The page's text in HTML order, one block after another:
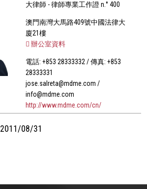
大律師 - 律師專業工作證 n.° 400
澳門南灣大馬路409號中國法律大
廈21樓
辦公室資料
電話: +853 28333332 / 傳真: +853
28333331
jose.salreta@mdme.com /
info@mdme.com
http://www.mdme.com/cn/
2011/08/31